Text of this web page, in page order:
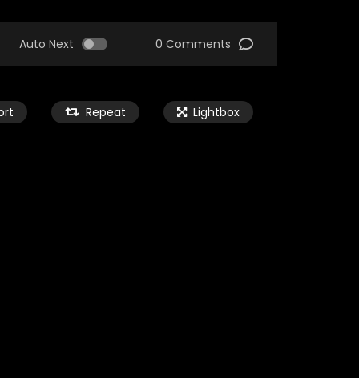
Auto Next 0 Comments
Repeat Lightbox